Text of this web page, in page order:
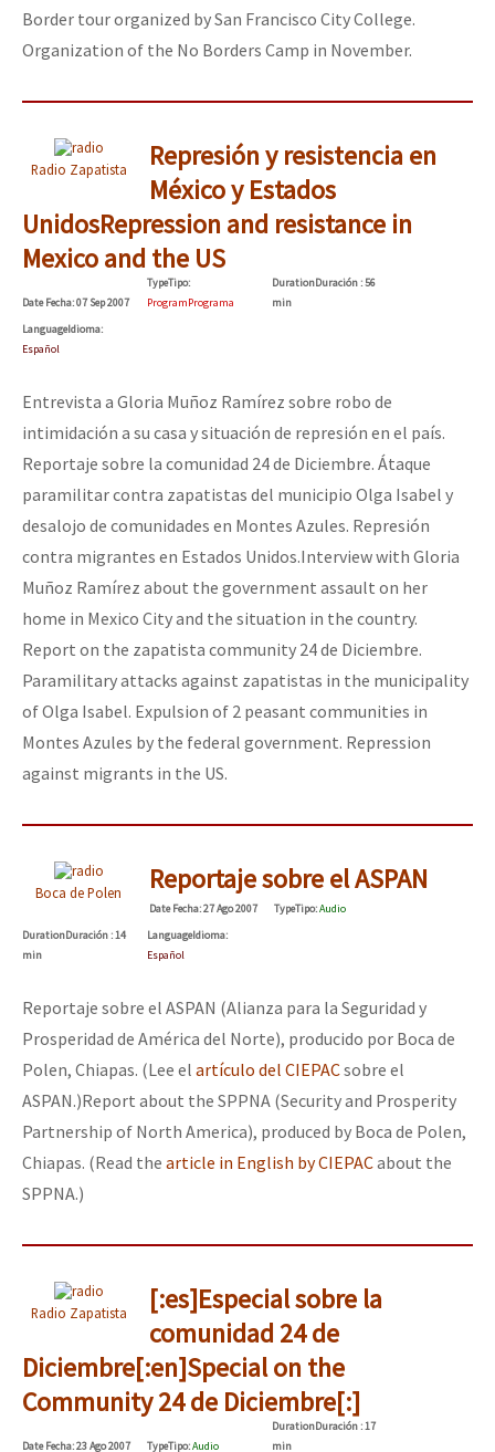
Border tour organized by San Francisco City College.
Organization of the No Borders Camp in November.
Radio Zapatista
Represión y resistencia en
México y Estados
UnidosRepression and resistance in
Mexico and the US
DateFecha: 07 Sep 2007
TypeTipo:
ProgramPrograma
DurationDuración: 56
min
LanguageIdioma:
Español
Entrevista a Gloria Muñoz Ramírez sobre robo de
intimidación a su casa y situación de represión en el país.
Reportaje sobre la comunidad 24 de Diciembre. Átaque
paramilitar contra zapatistas del municipio Olga Isabel y
desalojo de comunidades en Montes Azules. Represión
contra migrantes en Estados Unidos.Interview with Gloria
Muñoz Ramírez about the government assault on her
home in Mexico City and the situation in the country.
Report on the zapatista community 24 de Diciembre.
Paramilitary attacks against zapatistas in the municipality
of Olga Isabel. Expulsion of 2 peasant communities in
Montes Azules by the federal government. Repression
against migrants in the US.
Boca de Polen Reportaje sobre el ASPAN
DateFecha: 27 Ago 2007 TypeTipo:Audio
DurationDuración: 14
min
LanguageIdioma:
Español
Reportaje sobre el ASPAN (Alianza para la Seguridad y
Prosperidad de América del Norte), producido por Boca de
Polen, Chiapas. (Lee el artículo del CIEPACsobre el
ASPAN.)Report about the SPPNA (Security and Prosperity
Partnership of North America), produced by Boca de Polen,
Chiapas. (Read the article in English by CIEPACabout the
SPPNA.)
Radio Zapatista
[:es]Especial sobre la
comunidad 24 de
Diciembre[:en]Special on the
Community 24 de Diciembre[:]
DateFecha: 23 Ago 2007 TypeTipo:Audio
DurationDuración: 17
min